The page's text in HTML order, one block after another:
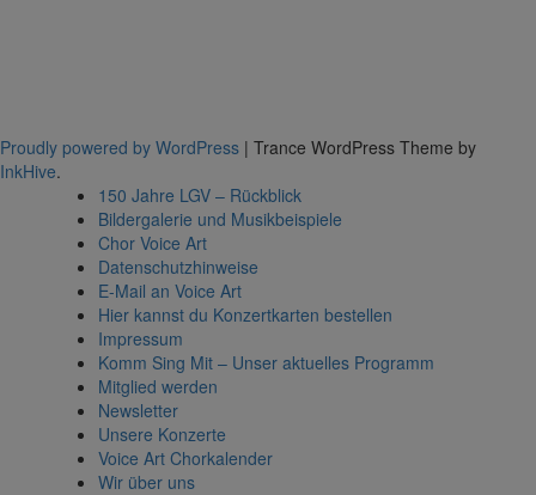
Proudly powered by WordPress | Trance WordPress Theme by
InkHive.
150 Jahre LGV – Rückblick
Bildergalerie und Musikbeispiele
Chor Voice Art
Datenschutzhinweise
E-Mail an Voice Art
Hier kannst du Konzertkarten bestellen
Impressum
Komm Sing Mit – Unser aktuelles Programm
Mitglied werden
Newsletter
Unsere Konzerte
Voice Art Chorkalender
Wir über uns